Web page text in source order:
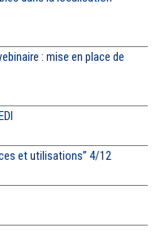
: mise en place de
et utilisations” 4/12